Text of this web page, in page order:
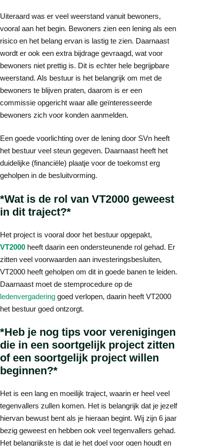
Uiteraard was er veel weerstand vanuit bewoners,
vooral aan het begin. Bewoners zien een lening als een
risico en het belang ervan is lastig te zien. Daarnaast
wordt er ook een extra bijdrage gevraagd, wat voor
bewoners niet prettig is. Dit is echter hele begrijpbare
weerstand. Als bestuur is het belangrijk om met de
bewoners te blijven praten, daarom is er een
commissie opgericht waar alle geïnteresseerde
bewoners zich voor konden aanmelden.
Een goede voorlichting over de lening door SVn heeft
het bestuur veel steun gegeven. Daarnaast heeft het
duidelijke (financiële) plaatje voor de toekomst erg
geholpen in de besluitvorming.
*Wat is de rol van VT2000 geweest
in dit traject?*
Het project is vooral door het bestuur opgepakt,
VT2000 heeft daarin een ondersteunende rol gehad. Er
zitten veel voorwaarden aan investeringsbesluiten,
VT2000 heeft geholpen om dit in goede banen te leiden.
Daarnaast moet de stemprocedure op de
ledenvergadering goed verlopen, daarin heeft VT2000
het bestuur goed ontzorgt.
*Heb je nog tips voor verenigingen
die in een soortgelijk project zitten
of een soortgelijk project willen
beginnen?*
Het is een lang en moeilijk traject, waarin er heel veel
tegenvallers zullen komen. Het is belangrijk dat je jezelf
hiervan bewust bent als je hieraan begint. Wij zijn 6 jaar
bezig geweest en hebben ook veel tegenvallers gehad.
Het belangrijkste is dat je het doel voor ogen houdt en